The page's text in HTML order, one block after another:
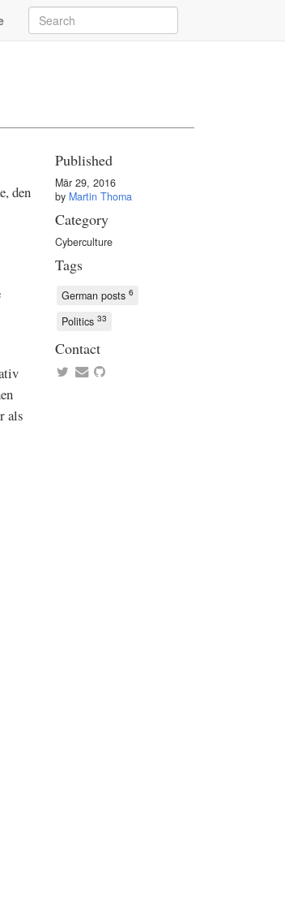
den
als
Published
Mär 29, 2016
by Martin Thoma
Category
Cyberculture
Tags
German posts6
Politics33
Contact